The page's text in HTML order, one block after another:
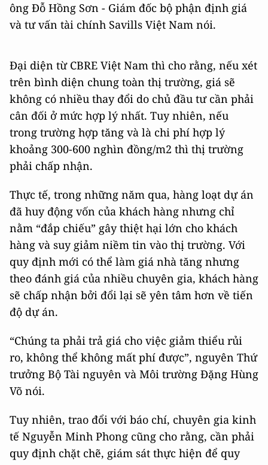
ông Đỗ Hồng Sơn - Giám đốc bộ phận định giá
và tư vấn tài chính Savills Việt Nam nói.
Đại diện từ CBRE Việt Nam thì cho rằng, nếu xét
trên bình diện chung toàn thị trường, giá sẽ
không có nhiều thay đổi do chủ đầu tư cần phải
cân đối ở mức hợp lý nhất. Tuy nhiên, nếu
trong trường hợp tăng và là chi phí hợp lý
khoảng 300-600 nghìn đồng/m2 thì thị trường
phải chấp nhận.
Thực tế, trong những năm qua, hàng loạt dự án
đã huy động vốn của khách hàng nhưng chỉ
nằm “đắp chiếu” gây thiệt hại lớn cho khách
hàng và suy giảm niềm tin vào thị trường. Với
quy định mới có thể làm giá nhà tăng nhưng
theo đánh giá của nhiều chuyên gia, khách hàng
sẽ chấp nhận bởi đổi lại sẽ yên tâm hơn về tiến
độ dự án.
“Chúng ta phải trả giá cho việc giảm thiểu rủi
ro, không thể không mất phí được”, nguyên Thứ
trưởng Bộ Tài nguyên và Môi trường Đặng Hùng
Võ nói.
Tuy nhiên, trao đổi với báo chí, chuyên gia kinh
tế Nguyễn Minh Phong cũng cho rằng, cần phải
quy định chặt chẽ, giám sát thực hiện để quy